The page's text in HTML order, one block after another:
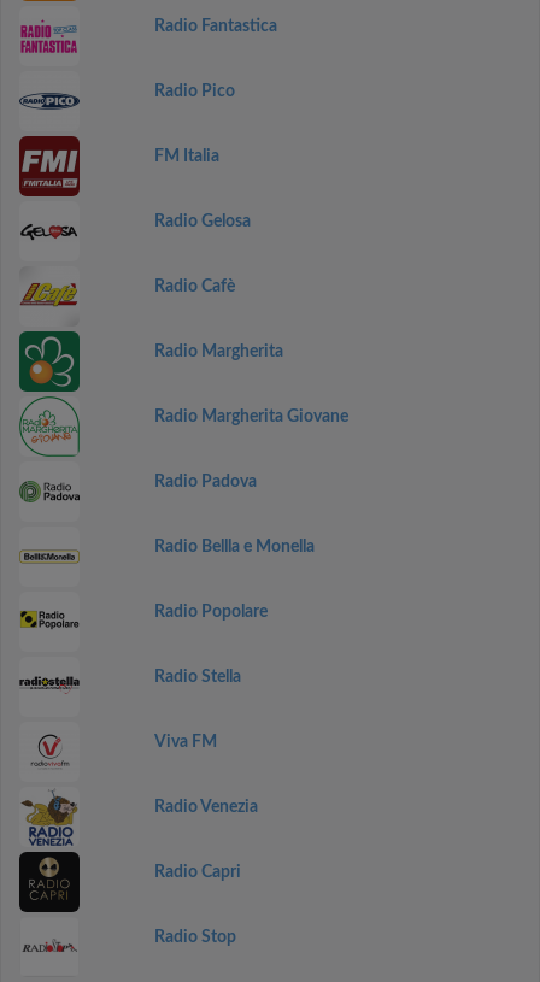
Radio Fantastica
Radio Pico
FM Italia
Radio Gelosa
Radio Cafè
Radio Margherita
Radio Margherita Giovane
Radio Padova
Radio Bellla e Monella
Radio Popolare
Radio Stella
Viva FM
Radio Venezia
Radio Capri
Radio Stop